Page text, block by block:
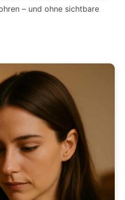
– und ohne sichtbare